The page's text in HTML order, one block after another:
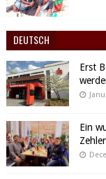
DEUTSCH
Erst
Ein